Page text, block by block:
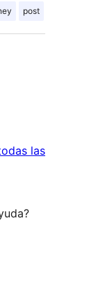
post
lasreseñas